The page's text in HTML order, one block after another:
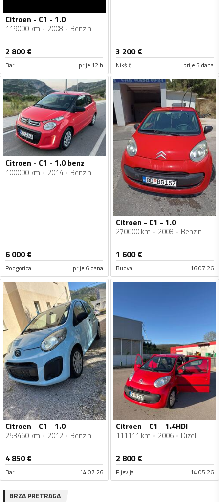
Citroen - C1 - 1.0
119000 km 2008 Benzin
2 800€
Bar prije 12 h
3 200€
Nikšić prije 6 dana
Citroen - C1 - 1.0 benz
100000 km 2014 Benzin
6 000€
Podgorica prije 6 dana
Citroen - C1 - 1.0
270000 km 2008 Benzin
1 600€
Budva 16.07.26
Citroen - C1 - 1.0
253460 km 2012 Benzin
4 850€
Bar 14.07.26
Citroen - C1 - 1.4HDI
111111 km 2006 Dizel
2 800€
Pljevlja 14.05.26
BRZA PRETRAGA